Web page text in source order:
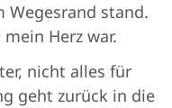
Wegesrand stand.
Herz war.
nicht alles für
geht zurück in die